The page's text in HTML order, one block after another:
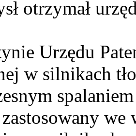
otrzymał
Urzędu
w silnikach